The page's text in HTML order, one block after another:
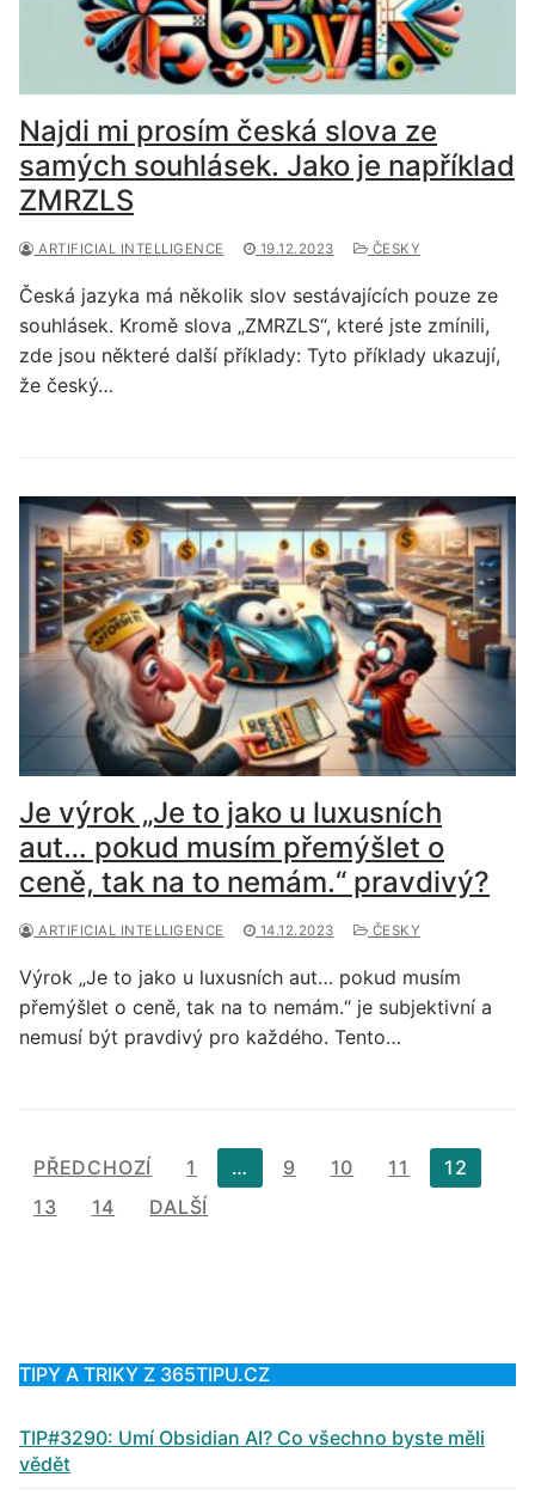
Najdi mi prosím česká slova ze
samých souhlásek. Jako je například
ZMRZLS
ARTIFICIAL INTELLIGENCE 19.12.2023 ČESKY
Česká jazyka má několik slov sestávajících pouze ze
souhlásek. Kromě slova „ZMRZLS“, které jste zmínili,
zde jsou některé další příklady: Tyto příklady ukazují,
že český…
Je výrok „Je to jako u luxusních
aut… pokud musím přemýšlet o
ceně, tak na to nemám.“ pravdivý?
ARTIFICIAL INTELLIGENCE 14.12.2023 ČESKY
Výrok „Je to jako u luxusních aut… pokud musím
přemýšlet o ceně, tak na to nemám.“ je subjektivní a
nemusí být pravdivý pro každého. Tento…
Stránkování
příspěvků
PŘEDCHOZÍ 1 … 9 10 11
12
13
14 DALŠÍ
TIPY A TRIKY Z 365TIPU.CZ
TIP#3290: Umí Obsidian AI? Co všechno byste měli
vědět